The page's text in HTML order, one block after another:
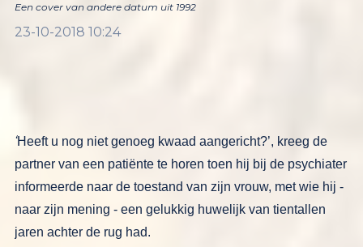
Een cover van andere datum uit 1992
23-10-2018 10:24
‘Heeft u nog niet genoeg kwaad aange­richt?’, kreeg de
partner van een patiënte te horen toen hij bij de psychiater
informeerde naar de toestand van zijn vrouw, met wie hij -
naar zijn mening - een gelukkig huwelijk van tientallen
jaren achter de rug had.